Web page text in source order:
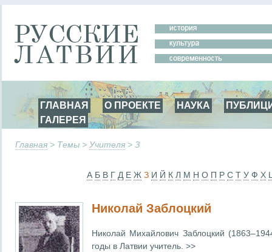
ГЛАВНАЯ О ПРОЕКТЕ НАУКА
ГАЛЕРЕЯ
Главная > Темы > Учителя > З
А Б В Г Д Е Ж З И Й К Л М Н О П Р С Т У Ф Х
Николай Заблоцкий
Николай Михайлович Заблоцкий
годы в Латвии учитель. >>